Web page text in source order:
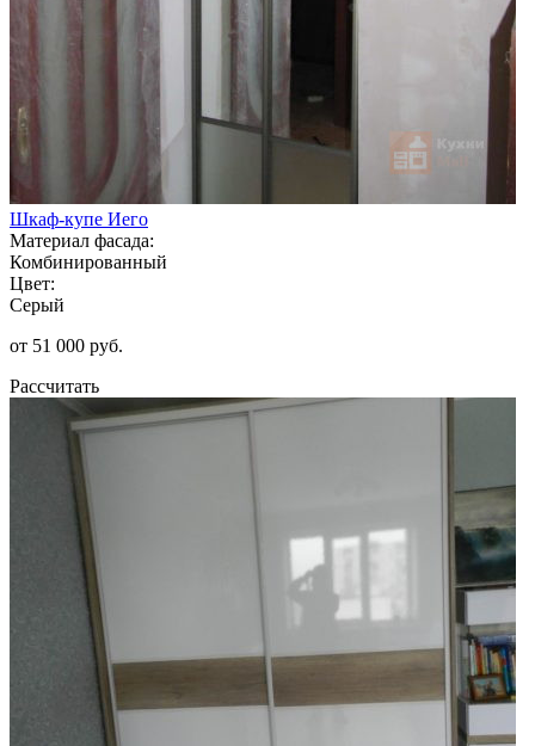
Шкаф-купе Иего
Материал фасада:
Комбинированный
Цвет:
Серый
от 51 000 руб.
Рассчитать